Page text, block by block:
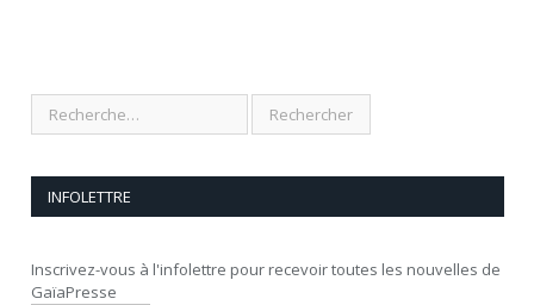
INFOLETTRE
Inscrivez-vous à l'infolettre pour recevoir toutes les nouvelles de
GaïaPresse